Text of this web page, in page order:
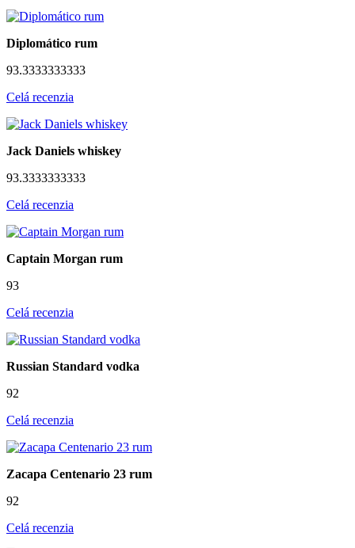
Diplomático rum
93.3333333333
Celá recenzia
Jack Daniels whiskey
93.3333333333
Celá recenzia
Captain Morgan rum
93
Celá recenzia
Russian Standard vodka
92
Celá recenzia
Zacapa Centenario 23 rum
92
Celá recenzia